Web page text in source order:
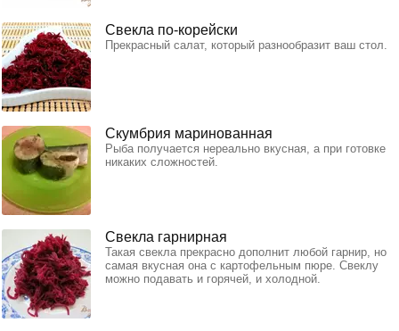
Свекла по-корейски
Прекрасный салат, который разнообразит ваш стол.
Скумбрия маринованная
Рыба получается нереально вкусная, а при готовке
никаких сложностей.
Свекла гарнирная
Такая свекла прекрасно дополнит любой гарнир, но
самая вкусная она с картофельным пюре. Свеклу
можно подавать и горячей, и холодной.